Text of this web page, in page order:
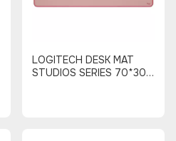
LOGITECH DESK MAT
STUDIOS SERIES 70*30